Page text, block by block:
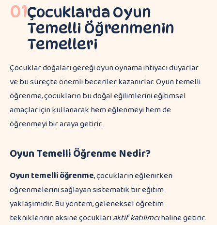
01Çocuklarda Oyun
Temelli Öğrenmenin
Temelleri
Çocuklar doğaları gereği oyun oynama ihtiyacı duyarlar
ve bu süreçte önemli beceriler kazanırlar. Oyun temelli
öğrenme, çocukların bu doğal eğilimlerini eğitimsel
amaçlar için kullanarak hem eğlenmeyi hem de
öğrenmeyi bir araya getirir.
Oyun Temelli Öğrenme Nedir?
Oyun temelli öğrenme, çocukların eğlenirken
öğrenmelerini sağlayan sistematik bir eğitim
yaklaşımıdır. Bu yöntem, geleneksel öğretim
tekniklerinin aksine çocuklarıaktif katılımcıhaline getirir.